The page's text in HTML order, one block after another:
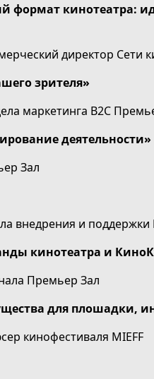
формат кинотеатра:
директор Сети
зрителя»
маркетинга В2С
деятельности»
Зал
внедрения и
кинотеатра и
Премьер Зал
для плошадки,
кинофестиваля MIEFF